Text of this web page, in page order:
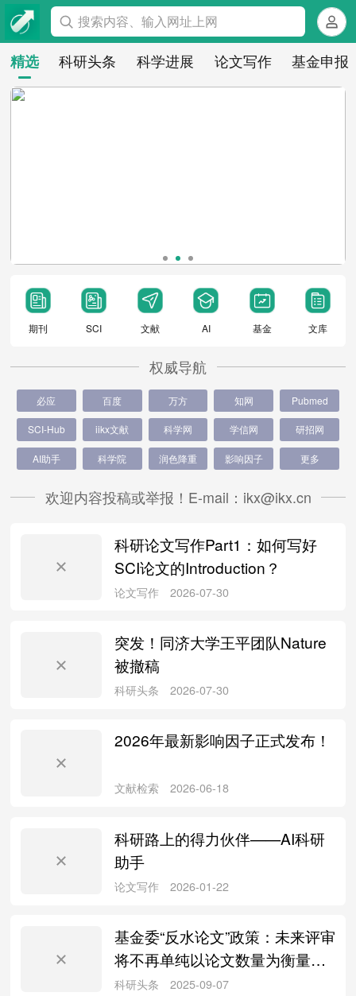
搜索内容、输入网址上网
精选 科研头条 科学进展 论文写作 基金申报
期刊 SCI 文献 AI 基金 文库
权威导航
必应 百度 万方 知网 Pubmed
SCI-Hub iikx文献 科学网 学信网 研招网
AI助手 科学院 润色降重 影响因子 更多
欢迎内容投稿或举报！E-mail：ikx@ikx.cn
科研论文写作Part1：如何写好
SCI论文的Introduction？
论文写作 2026-07-30
突发！同济大学王平团队Nature
被撤稿
科研头条
2026年最新影响因子正式发布！
文献检索 2026-06-18
科研路上的得力伙伴——AI科研
助手
基金委“反水论文”政策：未来评审
将不再单纯以论文数量为衡量标
准